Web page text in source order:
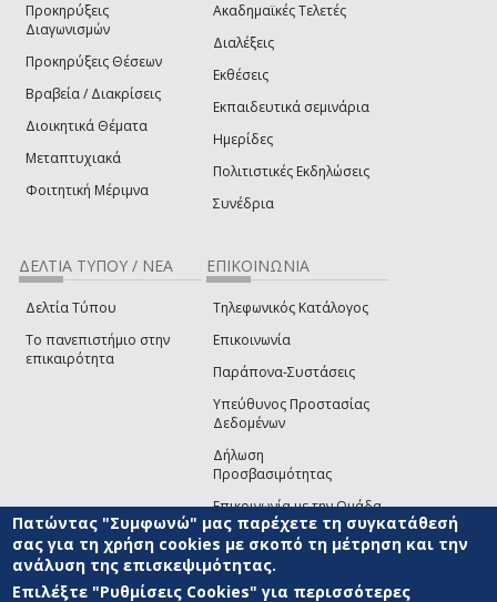
Προκηρύξεις
Διαγωνισμών
Προκηρύξεις Θέσεων
Βραβεία / Διακρίσεις
Διοικητικά Θέματα
Μεταπτυχιακά
Φοιτητική Μέριμνα
Ακαδημαϊκές Τελετές
Διαλέξεις
Εκθέσεις
Εκπαιδευτικά σεμινάρια
Ημερίδες
Πολιτιστικές Εκδηλώσεις
Συνέδρια
ΔΕΛΤΙΑ ΤΥΠΟΥ / ΝΕΑ
Δελτία Τύπου
Το πανεπιστήμιο στην
επικαιρότητα
ΕΠΙΚΟΙΝΩΝΙΑ
Τηλεφωνικός Κατάλογος
Επικοινωνία
Παράπονα-Συστάσεις
Υπεύθυνος Προστασίας
Δεδομένων
Δήλωση
Προσβασιμότητας
Επικοινωνία με την Ομάδα
Ανάπτυξης του site(link sends e-mail)
© ΠΑΝΕΠΙΣΤΗΜΙΟ ΑΙΓΑΙΟΥ ΟΡΟΙ ΧΡΗΣΗΣ
ΑΝΑΠΤΥΞΗΣ
Πατώντας "Συμφωνώ" μας παρέχετε τη συγκατάθεσή
σας για τη χρήση cookies με σκοπό τη μέτρηση και την
ανάλυση της επισκεψιμότητας.
Επιλέξτε "Ρυθμίσεις Cookies" για περισσότερες